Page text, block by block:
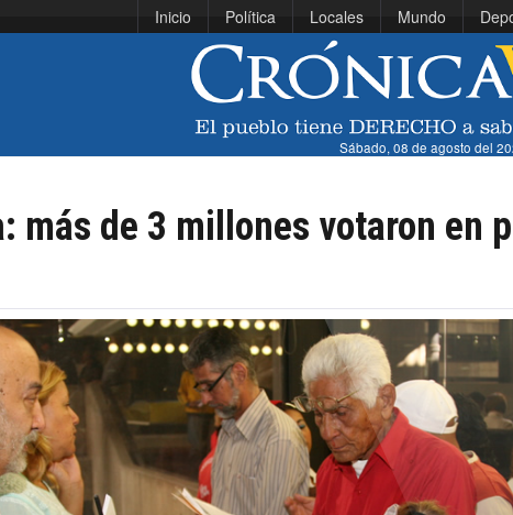
Inicio Política Locales Mundo
Sábado, 08 de agosto del
más de 3 millones votaron en